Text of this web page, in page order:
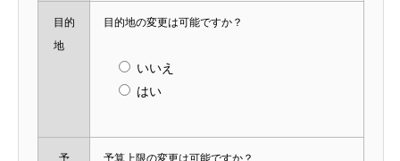
目的
地
目的地の変更は可能ですか？
いいえ
はい
予
予算上限の変更は可能ですか？